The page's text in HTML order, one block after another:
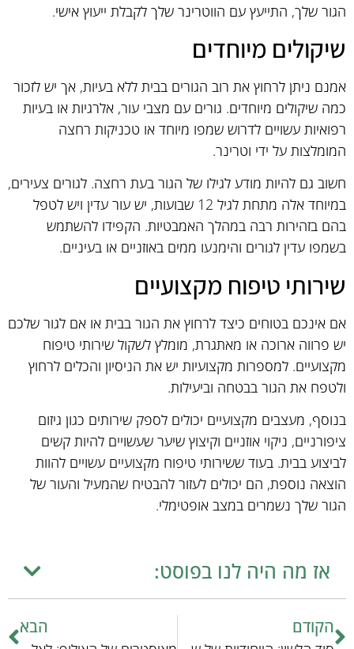
הגור שלך, התייעץ עם הווטרינר שלך לקבלת ייעוץ אישי.
שיקולים מיוחדים
אמנם ניתן לרחוץ את רוב הגורים בבית ללא בעיות, אך יש לזכור
כמה שיקולים מיוחדים. גורים עם מצבי עור, אלרגיות או בעיות
רפואיות עשויים לדרוש שמפו מיוחד או טכניקות רחצה
המומלצות על ידי וטרינר.
חשוב גם להיות מודע לגילו של הגור בעת רחצה. לגורים צעירים,
במיוחד אלה מתחת לגיל 12 שבועות, יש עור עדין ויש לטפל
בהם בזהירות רבה במהלך האמבטיות. הקפידו להשתמש
בשמפו עדין לגורים והימנעו ממים באוזניים או בעיניים.
שירותי טיפוח מקצועיים
אם אינכם בטוחים כיצד לרחוץ את הגור בבית או אם לגור שלכם
יש פרווה ארוכה או מאתגרת, מומלץ לשקול שירותי טיפוח
מקצועיים. למספרות מקצועיות יש את הניסיון והכלים לרחוץ
ולטפח את הגור בבטחה וביעילות.
בנוסף, מעצבים מקצועיים יכולים לספק שירותים כגון גיזום
ציפורניים, ניקוי אוזניים וקיצוץ שיער שעשויים להיות קשים
לביצוע בבית. בעוד ששירותי טיפוח מקצועיים עשויים להוות
הוצאה נוספת, הם יכולים לעזור להבטיח שהמעיל והעור של
הגור שלך נשמרים במצב אופטימלי.
אז מה היה לנו בפוסט:
הקודם הבא